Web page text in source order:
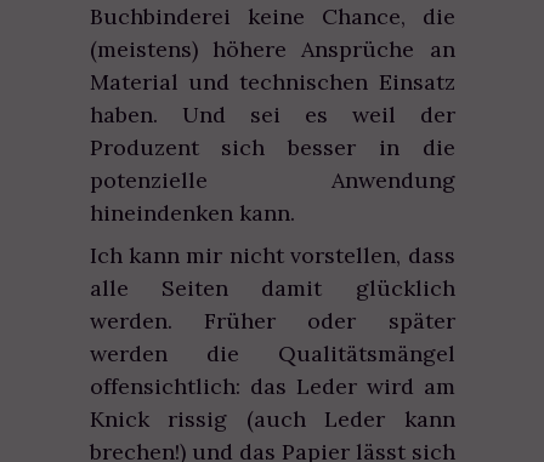
Buchbinderei keine Chance, die
(meistens) höhere Ansprüche an
Material und technischen Einsatz
haben. Und sei es weil der
Produzent sich besser in die
potenzielle Anwendung
hineindenken kann.
Ich kann mir nicht vorstellen, dass
alle Seiten damit glücklich
werden. Früher oder später
werden die Qualitätsmängel
offensichtlich: das Leder wird am
Knick rissig (auch Leder kann
brechen!) und das Papier lässt sich